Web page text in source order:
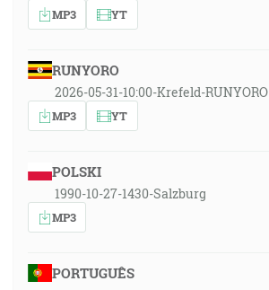
MP3 YT
RUNYORO
2026-05-31-10:00-Krefeld-RUNYORO
MP3 YT
POLSKI
1990-10-27-1430-Salzburg
MP3
PORTUGUÊS